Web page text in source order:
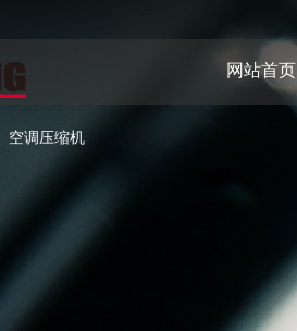
空调压缩机
网站首页